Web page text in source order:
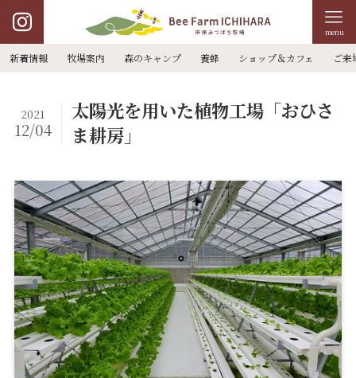
menu
新着情報 牧場案内 森のキャンプ 養蜂 ショップ＆カフェ ご来
太陽光を用いた植物工場「おひさ
ま耕房」
2021
12/04